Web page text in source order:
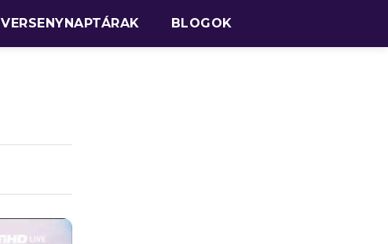
VERSENYNAPTÁRAK BLOGOK